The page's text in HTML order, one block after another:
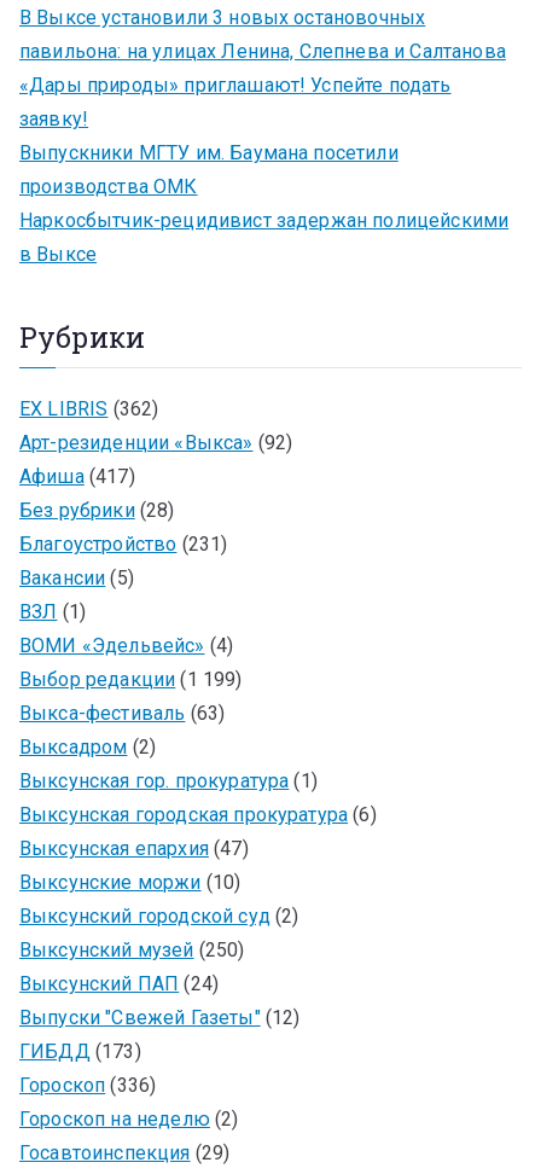
В Выксе установили 3 новых остановочных
павильона: на улицах Ленина, Слепнева и Салтанова
«Дары природы» приглашают! Успейте подать
заявку!
Выпускники МГТУ им. Баумана посетили
производства ОМК
Наркосбытчик-рецидивист задержан полицейскими
в Выксе
Рубрики
EX LIBRIS (362)
Арт-резиденции «Выкса» (92)
Афиша(417)
Без рубрики(28)
Благоустройство (231)
Вакансии (5)
ВЗЛ (1)
ВОМИ «Эдельвейс» (4)
Выбор редакции (1 199)
Выкса-фестиваль (63)
Выксадром (2)
Выксунская гор. прокуратура (1)
Выксунская городская прокуратура (6)
Выксунская епархия(47)
Выксунские моржи (10)
Выксунский городской суд(2)
Выксунский музей (250)
Выксунский ПАП (24)
Выпуски "Свежей Газеты"(12)
ГИБДД(173)
Гороскоп (336)
Гороскоп на неделю(2)
Госавтоинспекция (29)